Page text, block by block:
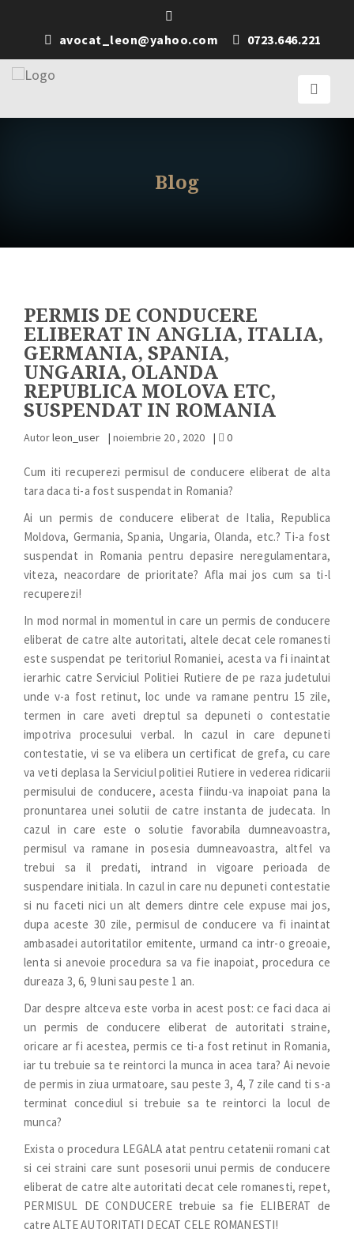
avocat_leon@yahoo.com 0723.646.221
Blog
PERMIS DE CONDUCERE
ELIBERAT IN ANGLIA, ITALIA,
GERMANIA, SPANIA,
UNGARIA, OLANDA
REPUBLICA MOLOVA ETC,
SUSPENDAT IN ROMANIA
Autorleon_user | noiembrie 20 , 2020 | 0
Cum iti recuperezi permisul de conducere eliberat de alta
tara daca ti-a fost suspendat in Romania?
Ai un permis de conducere eliberat de Italia, Republica
Moldova, Germania, Spania, Ungaria, Olanda, etc.? Ti-a fost
suspendat in Romania pentru depasire neregulamentara,
viteza, neacordare de prioritate? Afla mai jos cum sa ti-l
recuperezi!
In mod normal in momentul in care un permis de conducere
eliberat de catre alte autoritati, altele decat cele romanesti
este suspendat pe teritoriul Romaniei, acesta va fi inaintat
ierarhic catre Serviciul Politiei Rutiere de pe raza judetului
unde v-a fost retinut, loc unde va ramane pentru 15 zile,
termen in care aveti dreptul sa depuneti o contestatie
impotriva procesului verbal. In cazul in care depuneti
contestatie, vi se va elibera un certificat de grefa, cu care
va veti deplasa la Serviciul politiei Rutiere in vederea ridicarii
permisului de conducere, acesta fiindu-va inapoiat pana la
pronuntarea unei solutii de catre instanta de judecata. In
cazul in care este o solutie favorabila dumneavoastra,
permisul va ramane in posesia dumneavoastra, altfel va
trebui sa il predati, intrand in vigoare perioada de
suspendare initiala. In cazul in care nu depuneti contestatie
si nu faceti nici un alt demers dintre cele expuse mai jos,
dupa aceste 30 zile, permisul de conducere va fi inaintat
ambasadei autoritatilor emitente, urmand ca intr-o greoaie,
lenta si anevoie procedura sa va fie inapoiat, procedura ce
dureaza 3, 6, 9 luni sau peste 1 an.
Dar despre altceva este vorba in acest post: ce faci daca ai
un permis de conducere eliberat de autoritati straine,
oricare ar fi acestea, permis ce ti-a fost retinut in Romania,
iar tu trebuie sa te reintorci la munca in acea tara? Ai nevoie
de permis in ziua urmatoare, sau peste 3, 4, 7 zile cand ti s-a
terminat concediul si trebuie sa te reintorci la locul de
munca?
Exista o procedura LEGALA atat pentru cetatenii romani cat
si cei straini care sunt posesorii unui permis de conducere
eliberat de catre alte autoritati decat cele romanesti, repet,
PERMISUL DE CONDUCERE trebuie sa fie ELIBERAT de
catre ALTE AUTORITATI DECAT CELE ROMANESTI!